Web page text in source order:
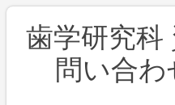
歯学研究科
問い合